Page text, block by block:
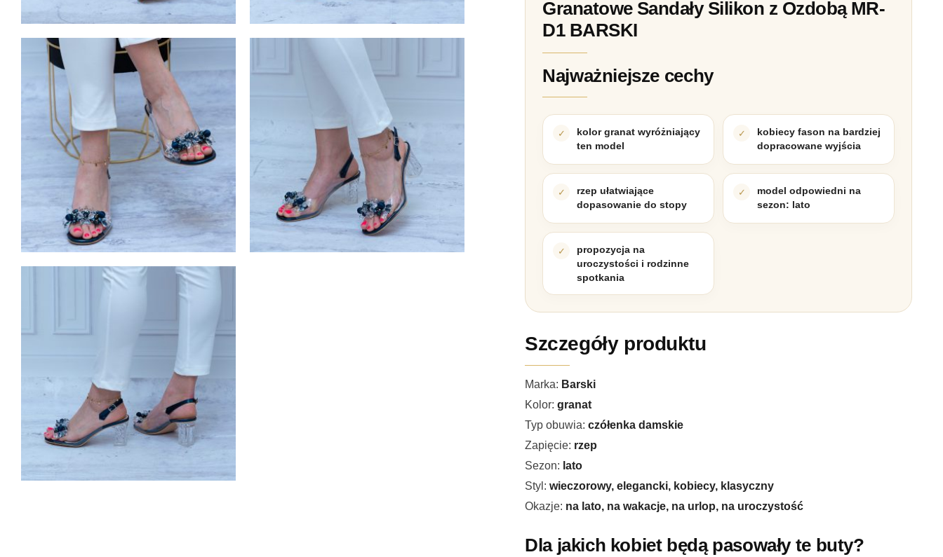
Granatowe Sandały Silikon z Ozdobą MR-
D1 BARSKI
Najważniejsze cechy
kolor granat wyróżniający
ten model
kobiecy fason na bardziej
dopracowane wyjścia
rzep ułatwiające
dopasowanie do stopy
model odpowiedni na
sezon: lato
propozycja na
uroczystości i rodzinne
spotkania
Szczegóły produktu
Marka: Barski
Kolor:granat
Typ obuwia:czółenka damskie
Zapięcie: rzep
Sezon: lato
Styl:wieczorowy, elegancki, kobiecy, klasyczny
Okazje: na lato, na wakacje, na urlop, na uroczystość
Dla jakich kobiet będą pasowały te buty?